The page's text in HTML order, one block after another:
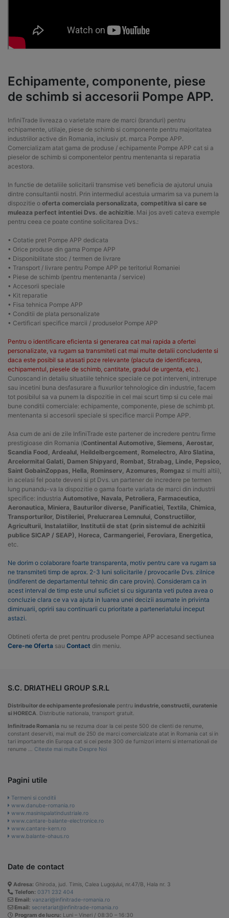
Echipamente, componente, piese
de schimb si accesorii Pompe APP.
InfiniTrade livreaza o varietate mare de marci (branduri) pentru
echipamente, utilaje, piese de schimb si componente pentru majoritatea
industriilor active din Romania, inclusiv pt. marca Pompe APP.
Comercializam atat gama de produse / echipamente Pompe APP cat si a
pieselor de schimb si componentelor pentru mentenanta si reparatia
acestora.
In functie de detaliile solicitarii transmise veti beneficia de ajutorul unuia
dintre consultantii nostri. Prin intermediul acestuia urmarim sa va punem la
dispozitie o oferta comerciala personalizata, competitiva si care se
muleaza perfect intentiei Dvs. de achizitie . Mai jos aveti cateva exemple
pentru ceea ce poate contine solicitarea Dvs.:
• Cotatie pret Pompe APP dedicata
• Orice produse din gama Pompe APP
• Disponibilitate stoc / termen de livrare
• Transport / livrare pentru Pompe APP pe teritoriul Romaniei
• Piese de schimb (pentru mentenanta / service)
• Accesorii speciale
• Kit reparatie
• Fisa tehnica Pompe APP
• Conditii de plata personalizate
• Certificari specifice marcii / produselor Pompe APP
Pentru o identificare eficienta si generarea cat mai rapida a ofertei
personalizate, va rugam sa transmiteti cat mai multe detalii concludente si
daca este posibil sa atasati poze relevante (placuta de identificarea,
echipamentul, piesele de schimb, cantitate, gradul de urgenta, etc.).
Cunoscand in detaliu situatiile tehnice speciale ce pot interveni, intrerupe
sau incetini buna desfasurare a fluxurilor tehnologice din industrie, facem
tot posibilul sa va punem la dispozitie in cel mai scurt timp si cu cele mai
bune conditii comerciale: echipamente, componente, piese de schimb pt.
mentenanta si accesorii speciale si specifice marcii Pompe APP.
Asa cum de ani de zile InfiniTrade este partener de incredere pentru firme
prestigioase din Romania (Continental Automotive, Siemens, Aerostar,
Scandia Food, Ardealul, Heildelbergcement, Romelectro, Alro Slatina,
Arcelormital Galati, Damen Shipyard, Rombat, Strabag, Linde, Pepsico,
Saint GobainZoppas, Hella, Rominserv, Azomures, Romgaz si multi altii),
in acelasi fel poate deveni si pt Dvs. un partener de incredere pe termen
lung punandu-va la dispozitie o gama foarte variata de marci din industrii
specifice: industria Automotive, Navala, Petroliera, Farmaceutica,
Aeronautica, Miniera, Bauturilor diverse, Panificatiei, Textila, Chimica,
Transporturilor, Distileriei, Prelucrarea Lemnului, Constructiilor,
Agriculturii, Instalatiilor, Institutii de stat (prin sistemul de achizitii
publice SICAP / SEAP), Horeca, Carmangeriei, Feroviara, Energetica,
etc.
Ne dorim o colaborare foarte transparenta, motiv pentru care va rugam sa
ne transmiteti timp de aprox. 2-3 luni solicitarile / provocarile Dvs. zilnice
(indiferent de departamentul tehnic din care provin). Consideram ca in
acest interval de timp este unul suficiet si cu siguranta veti putea avea o
concluzie clara ce va va ajuta in luarea unei decizii asumate in privinta
diminuarii, opririi sau continuarii cu prioritate a parteneriatului inceput
astazi.
Obtineti oferta de pret pentru produsele Pompe APP accesand sectiunea
Cere-ne Oferta sau Contact din meniu.
S.C. DRIATHELI GROUP S.R.L
Distribuitor de echipamente profesionale pentru industrie, constructii, curatenie
si HORECA. Distributie nationala, transport gratuit.
Infinitrade Romania nu se rezuma doar la cei peste 500 de clienti de renume,
constant deserviti, mai mult de 250 de marci comercializate atat in Romania cat si in
tari importante din Europa cat si cei peste 300 de furnizori interni si internationali de
renume … Citeste mai multe Despre Noi
Pagini utile
Termeni si conditii
www.danube-romania.ro
www.masinispalatindustriale.ro
www.cantare-balante-electronice.ro
www.cantare-kern.ro
www.balante-ohaus.ro
Date de contact
Adresa: Ghiroda, jud. Timis, Calea Lugojului, nr.47/B, Hala nr. 3
Telefon: 0371 232 404
Email: vanzari@infinitrade-romania.ro
Email: secretariat@infinitrade-romania.ro
Program de lucru: Luni – Vineri / 08:30 – 16:30